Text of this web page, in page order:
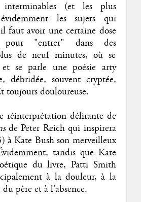
(et les plus
les sujets qui
faut avoir une certaine dose
pour "entrer" dans des
de neuf minutes, où se
se parle une poésie arty
débridée, souvent cryptée,
toujours douloureuse.
réinterprétation délirante de
de Peter Reich qui inspirera
à Kate Bush son merveilleux
tandis que Kate
du livre, Patti Smith
à la douleur, à la
père et à l’absence.